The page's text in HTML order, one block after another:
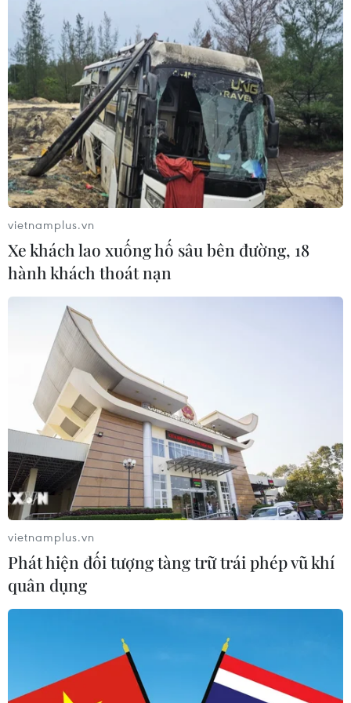
Thủ tướng Lê Minh Hưng
phát động hưởng ứng ngày An ninh
mạng Việt Nam
06/08/2026 02:39
Thủ tướng: Bảo đảm an ninh mạng
phải gắn kết giữa bảo vệ hệ thống và
con người
06/08/2026 02:30
Công nghệ Robot Da Vinci
nâng cao năng lực phẫu thuật
chuyên sâu tại Bệnh viện K
06/08/2026 02:13
Chọn đúng đầu tàu: Danh mục
doanh nghiệp nhà nước mạnh và bài
toán giao nhiệm vụ
06/08/2026 00:56
Xem thêm
CƠ QUAN CHỦ QUẢN: THÔNG TẤN XÃ VIỆT NAM
Phó Tổng Biên tập: NGUYỄN THỊ TÁM, KHÚC THANH
vietnamplus.vn
Xe khách lao xuống hố sâu bên đường, 18
hành khách thoát nạn
vietnamplus.vn
Phát hiện đối tượng tàng trữ trái phép vũ khí
quân dụng